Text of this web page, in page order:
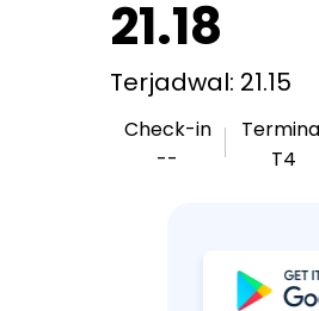
21.18
Terjadwal: 21.15
Check-in
--
T4